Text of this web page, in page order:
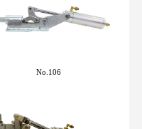
No.106